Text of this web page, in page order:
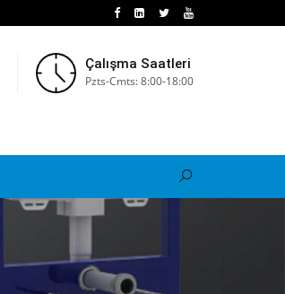
Çalışma Saatleri
Pzts-Cmts: 8:00-18:00